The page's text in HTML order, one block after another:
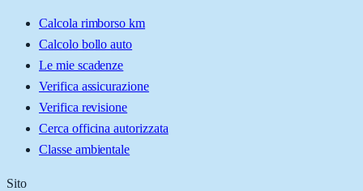
Calcola rimborso km
Calcolo bollo auto
Le mie scadenze
Verifica assicurazione
Verifica revisione
Cerca officina autorizzata
Classe ambientale
Sito